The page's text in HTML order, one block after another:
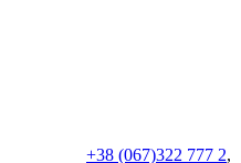
+38 (067)322 777 2,